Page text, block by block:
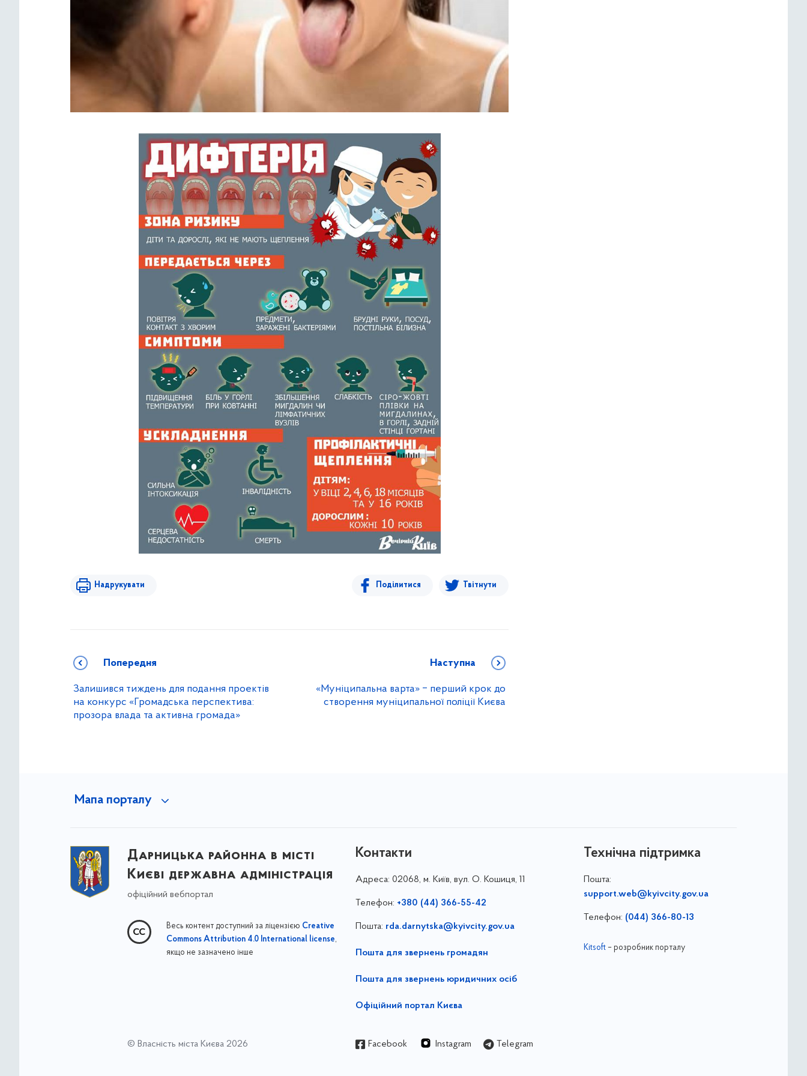
Надрукувати Поділитися Твітнути
Попередня
Залишився тиждень для подання проектів
на конкурс «Громадська перспектива:
прозора влада та активна громада»
Наступна
«Муніципальна варта» ‒ перший крок до
створення муніципальної поліції Києва
Мапа порталу
Дарницька районна в місті
Києві державна адміністрація
офіційний вебпортал
Весь контент доступний за ліцензією Creative
Commons Attribution 4.0 International license,
якщо не зазначено інше
Контакти
Адреса: 02068, м. Київ, вул. О. Кошиця, 11
Телефон: +380 (44) 366-55-42
Пошта: rda.darnytska@kyivcity.gov.ua
Пошта для звернень громадян
Пошта для звернень юридичних осіб
Офіційний портал Києва
Технічна підтримка
Пошта:
support.web@kyivcity.gov.ua
Телефон: (044) 366-80-13
Kitsoft– розробник порталу
© Власність міста Києва 2026 Facebook Instagram Telegram